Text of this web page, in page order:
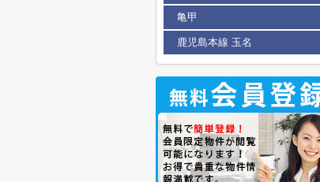
亀甲
鹿児島本線 玉名